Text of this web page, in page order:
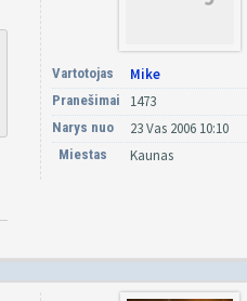
Vartotojas Mike
Pranešimai 1473
Narys nuo 23 Vas 2006 10:10
Miestas Kaunas